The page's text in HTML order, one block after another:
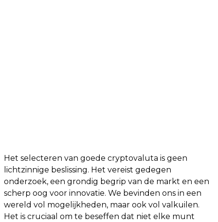
Het selecteren van goede cryptovaluta is geen
lichtzinnige beslissing. Het vereist gedegen
onderzoek, een grondig begrip van de markt en een
scherp oog voor innovatie. We bevinden ons in een
wereld vol mogelijkheden, maar ook vol valkuilen.
Het is cruciaal om te beseffen dat niet elke munt